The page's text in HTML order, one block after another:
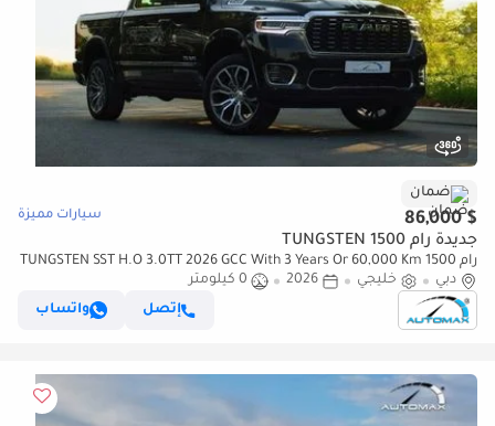
ضمان
$ 86,000 سيارات مميزة
جديدة رام 1500 TUNGSTEN
رام 1500 TUNGSTEN SST H.O 3.0TT 2026 GCC With 3 Years Or 60,000 Km
Warranty @Official Dealer
دبي خليجي 2026
0 كيلومتر
إتصل
واتساب